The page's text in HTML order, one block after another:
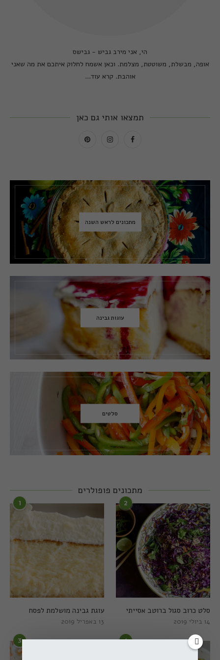
הי, אני מירב גביש - גבישס
אופה, מבשלת, משוטטת, מצלמת. וכאן אשמח לחלוק איתכם את מה שאני
אוהבת. קרא עוד...
תמצאו אותי גם כאן
מתכונים לראש השנה
עוגות גבינה
סלטים
מתכונים פופולרים
1
עוגת גבינה מושלמת לפסח
13 באפריל 2019
2
סלט כרוב סגול ברוטב אסייתי
14 ביולי 2019
3 4